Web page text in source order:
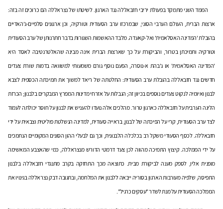
הממד השני מתמקד בפעולת יריבי חזבאללה נגד הארגון. לשיטתו של נצראללה הם כרוכים זה בזה:
ארצות הברית, העולם הערבי הסוני, שבמרכזו ערב הסעודית וטורקיה, וכן ארגונים סלפיים-ג'האדיים
בהובלת 'המדינה האסלאמית' ואל-קאעדה. מלבד ההאשמות השגורות בדבר חתרנותן של ערב הסעודית
וטורקיה ותמיכתן בטרור, והביקורת על כך שארצות הברית אינה מבינה שהאלטרנטיבה לאסד היא
'המדינה האסלאמית' או ג'בהת א-נוסרה, הפעם נוסף גורם משמעותי למשוואה בדמות שורת צעדים
חדשים נגד חזבאללה בהובלת ערב הסעודית: החלטתה של ריאד למשוך את תמיכתה הכספית לצבא
לבנון ואיומיה לנקוט צעדים נוספים בכיוון זה; הגבלות על אזרחי מדינות המפרץ המבקרים בלבנון; הכרזת
הליגה הערבית על חזבאללה כארגון טרור. מהלכים אלה נועדו להעניש את לבנון על חוסר יכולתה לעמוד
לצד ערב הסעודית, קרי על הפיכתה של לבנון, בראייה סעודית, למדינה הנשלטת פוליטית וצבאית על ידי
חזבאללה. לכסף הסעודי משקל רב בכלכלה הלבנונית, וכך גם לבעלי ההון הסונים המקומיים הנתמכים
על ידי הממלכה. קיצוץ התמיכה מהווה לכן צעד דרמטי הדורש מנצראללה, כמי שהאצבע המאשימה
מופנית אליו, לספק מענה לביקורת מבית. כתוצאה מכך התחזקה בקרב מתנגדי חזבאללה בלבנון
התפיסה, שלפיה מעורבות הארגון בסוריה ייבאה ללבנון את המלחמה, ובתגובה דבק נצראללה בגינויו את
הממלכה הסעודית על מנת לשדר "עסקים כרגיל".